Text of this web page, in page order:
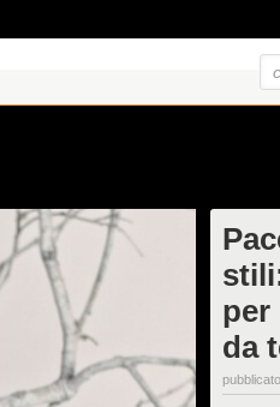
per
da